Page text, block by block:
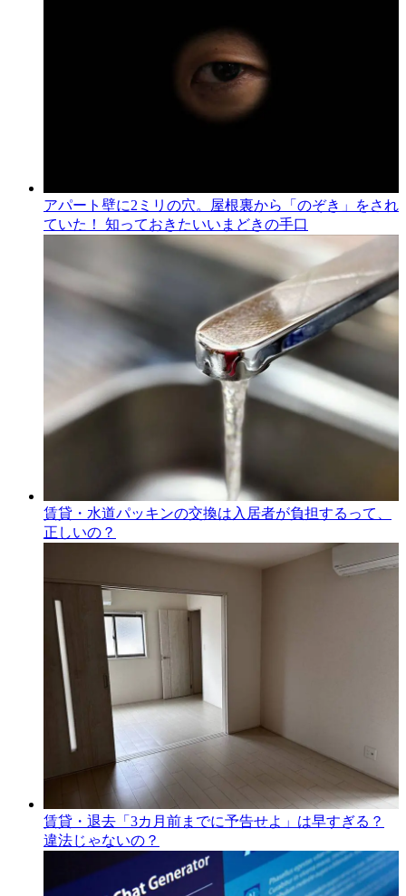
アパート壁に2ミリの穴。屋根裏から「のぞき」をされ
ていた！ 知っておきたいいまどきの手口
賃貸・水道パッキンの交換は入居者が負担するって、
正しいの？
賃貸・退去「3カ月前までに予告せよ」は早すぎる？
違法じゃないの？